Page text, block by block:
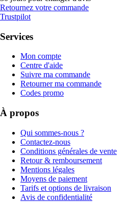
Retournez votre commande
Trustpilot
Services
Mon compte
Centre d'aide
Suivre ma commande
Retourner ma commande
Codes promo
À propos
Qui sommes-nous ?
Contactez-nous
Conditions générales de vente
Retour & remboursement
Mentions légales
Moyens de paiement
Tarifs et options de livraison
Avis de confidentialité